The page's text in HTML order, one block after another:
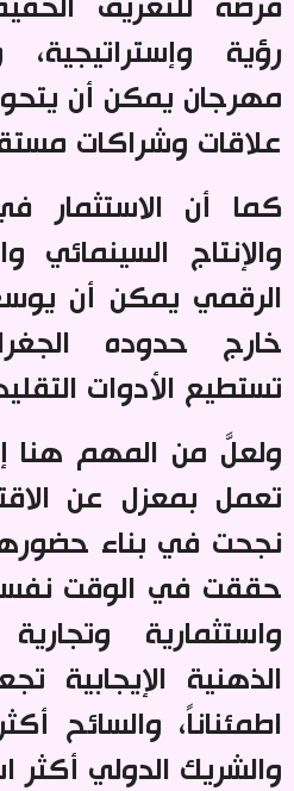
رؤية
مهرجان يمكن أن
علاقات وشراكات
كما أن الاستثمار
والإنتاج السينمائي
الرقمي يمكن أن
خارج حدوده
تستطيع الأدوات
ولعلَّ من المهم هنا
تعمل بمعزل عن
نجحت في بناء
حققت في الوقت
واستثمارية
الذهنية الإيجابية
اطمئناناً، والسائح
والشريك الدولي أكثر